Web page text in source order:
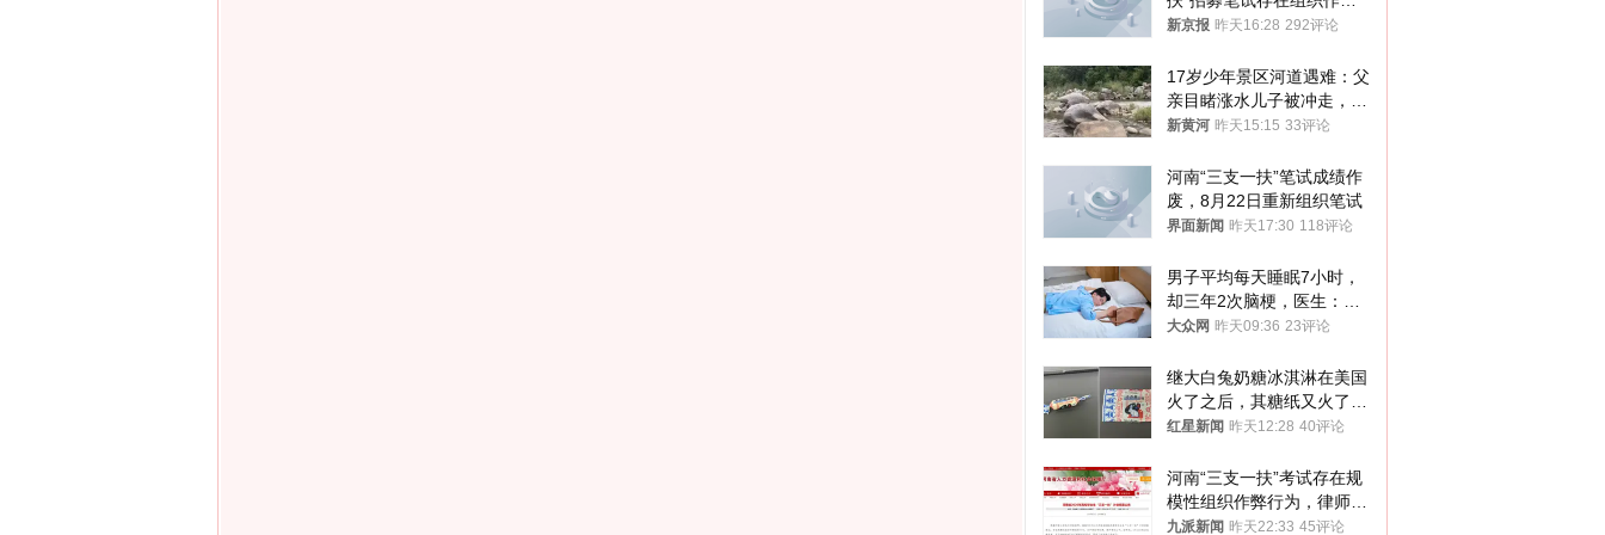
犯罪行为
新京报 昨天16:28 292评论
17岁少年景区河道遇难：父
亲目睹涨水儿子被冲走，当
地排除上游泄洪，家属盼厘
新黄河 昨天15:15 33评论
河南“三支一扶”笔试成绩作
废，8月22日重新组织笔试
界面新闻 昨天17:30 118评论
男子平均每天睡眠7小时，
却三年2次脑梗，医生：这
样睡觉更伤身
大众网 昨天09:36 23评论
继大白兔奶糖冰淇淋在美国
火了之后，其糖纸又火了！
海外博主盛赞：平面设计经
红星新闻 昨天12:28 40评论
河南“三支一扶”考试存在规
模性组织作弊行为，律师：
涉嫌非法获取国家秘密罪等
九派新闻 昨天22:33 45评论